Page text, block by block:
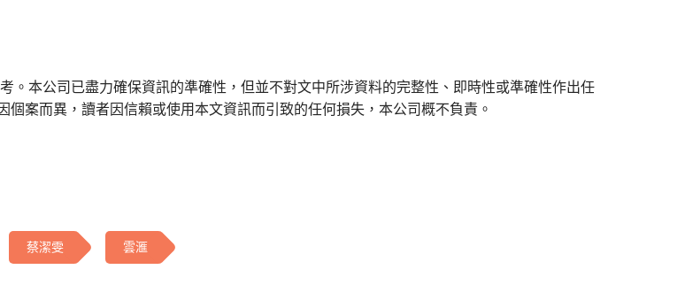
。本公司已盡力確保資訊的準確性，但並不對文中所涉資料的完整性、即時性或準確性作出任
個案而異，讀者因信賴或使用本文資訊而引致的任何損失，本公司概不負責。
蔡潔雯 雲滙